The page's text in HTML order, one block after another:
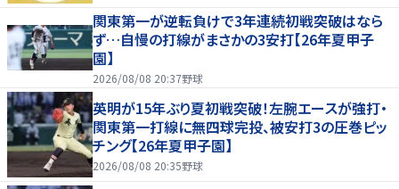
関東第一が逆転負けで3年連続初戦突破はなら
ず…自慢の打線がまさかの3安打【26年夏甲子
園】
2026/08/08 20:37野球
英明が15年ぶり夏初戦突破！左腕エースが強打・
関東第一打線に無四球完投、被安打3の圧巻ピッ
チング【26年夏甲子園】
2026/08/08 20:35野球